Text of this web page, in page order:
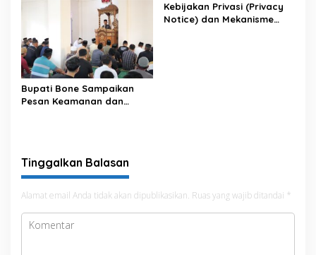
Bupati Bone Sampaikan
Pesan Keamanan dan
Kebijakan Privasi (Privacy
Notice) dan Mekanisme
Tinggalkan Balasan
Alamat email Anda tidak akan dipublikasikan. Ruas yang wajib ditandai *